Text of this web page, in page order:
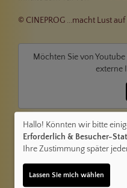
© CINEPROG ...macht Lust
Möchten Sie vonYoutube
externe
Trailer 5 | Trailer-FSK: 12
Kommentare
★★★★
Hallo! Könnten wir bitte
Erforderlich & Besucher-
Ihre Zustimmung später
Lassen Sie mich wählen